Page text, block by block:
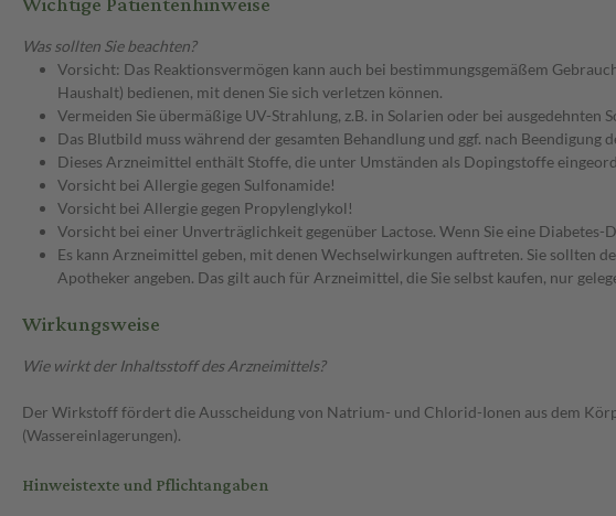
Was sollten Sie beachten?
Vorsicht: Das Reaktionsvermögen kann auch bei bestimmungsgemäßem
Haushalt) bedienen, mit denen Sie sich verletzen können.
Vermeiden Sie übermäßige UV-Strahlung, z.B. in Solarien oder bei
Das Blutbild muss während der gesamten Behandlung und ggf. nach Beendigung
Dieses Arzneimittel enthält Stoffe, die unter Umständen als Dopingstoffe
Vorsicht bei Allergie gegen Sulfonamide!
Vorsicht bei Allergie gegen Propylenglykol!
Vorsicht bei einer Unverträglichkeit gegenüber Lactose. Wenn Sie eine
Es kann Arzneimittel geben, mit denen Wechselwirkungen auftreten. Sie sollten
Apotheker angeben. Das gilt auch für Arzneimittel, die Sie selbst kaufen, nur
Wirkungsweise
Wie wirkt der Inhaltsstoff des Arzneimittels?
Der Wirkstoff fördert die Ausscheidung von Natrium- und Chlorid-Ionen aus dem
(Wassereinlagerungen).
Hinweistexte und Pflichtangaben